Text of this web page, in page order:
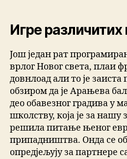
Игре различитих
Још један рат
врлог Новог света, плаи
довнлоад али то је
обзиром да је Арањева
део обавезног градива у
школству, која је за нашу
решила питање њеног
припадништва. Онда се
опредјељују за партнере